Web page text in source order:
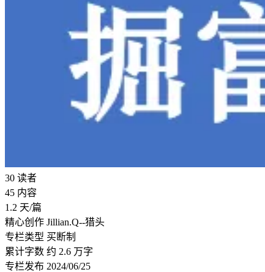
30 读者
45 内容
1.2 天/篇
精心创作 Jillian.Q--猎头
专栏类型 买断制
累计字数 约 2.6 万字
专栏发布 2024/06/25